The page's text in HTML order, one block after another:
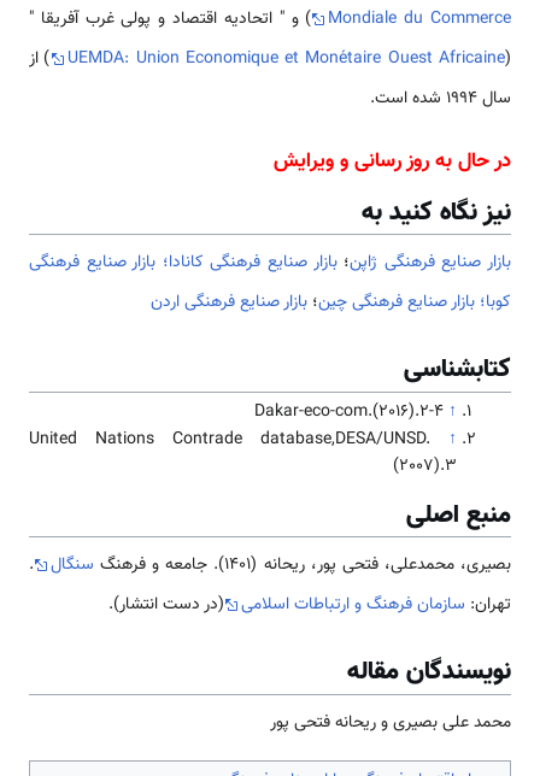
Mondiale du Commerce
) و " اتحادیه اقتصاد و پولی غرب آفریقا "
(
UEMDA: Union Economique et Monétaire Ouest Africaine
) از
سال 1994 شده است.
در حال به روز رسانی و ویرایش
نیز نگاه کنید به
بازار صنایع فرهنگی ژاپن؛بازار صنایع فرهنگی کانادا؛ بازار صنایع فرهنگی
کوبا؛ بازار صنایع فرهنگی چین؛ بازار صنایع فرهنگی اردن
کتابشناسی
↑
Dakar-eco-com.(2016).2-4
↑
United Nations Contrade database,DESA/UNSD.
(2007).3
منبع اصلی
بصیری، محمدعلی، فتحی پور، ریحانه (1401). جامعه و فرهنگ سنگال
.
تهران: سازمان فرهنگ و ارتباطات اسلامی (در دست انتشار).
نویسندگان مقاله
محمد علی بصیری و ریحانه فتحی پور